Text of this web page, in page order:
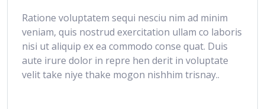
Ratione voluptatem sequi nesciu nim ad minim
veniam, quis nostrud exercitation ullam co laboris
nisi ut aliquip ex ea commodo conse quat. Duis
aute irure dolor in repre hen derit in voluptate
velit take niye thake mogon nishhim trisnay..